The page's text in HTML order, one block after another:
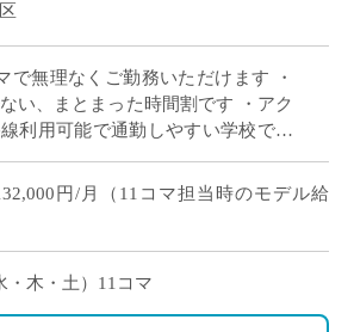
で無理なくご勤務いただけます ・
い、まとまった時間割です ・アク
利用可能で通勤しやすい学校です
幅広く担当でき、これま […]
円/月（11コマ担当時のモデル給
・木・土）11コマ